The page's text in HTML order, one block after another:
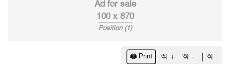
Ad for sale
100 x 870
Position (1)
🖨️ Print অ + অ - | অ